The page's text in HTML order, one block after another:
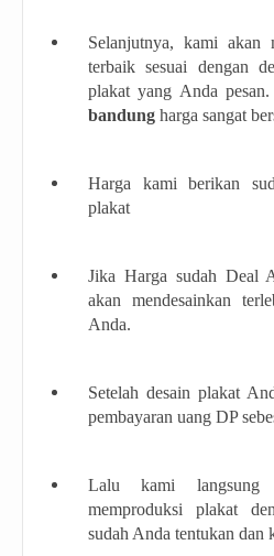
Selanjutnya, kami akan
terbaik sesuai dengan
plakat yang Anda
bandung harga sangat
Harga kami berikan
plakat
Jika Harga sudah Deal
akan mendesainkan
Anda.
Setelah desain plakat
pembayaran uang DP
Lalu kami langsung
memproduksi plakat
sudah Anda tentukan dan